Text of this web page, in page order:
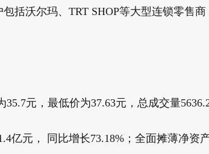
括沃尔玛、TRT SHOP等大型连锁零售
元，最低价为37.63元，总成交量
， 同比增长73.18%；全面摊薄净资产